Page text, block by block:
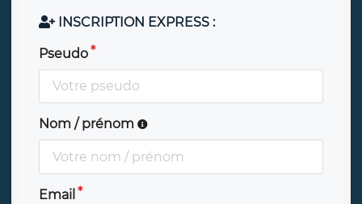
INSCRIPTION EXPRESS :
Pseudo
Nom / prénom
Email